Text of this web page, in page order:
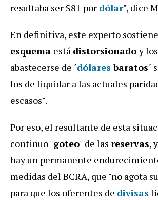
resultaba ser $81 por dólar", dice
En definitiva, este experto
esquema está distorsionadoy
abastecerse de ´dólares baratos´
los de liquidar a las actuales
escasos".
Por eso, el resultante de esta
continuo "goteo" de las reservas,
hay un permanente
medidas del BCRA, que "no agota
para que los oferentes de divisas